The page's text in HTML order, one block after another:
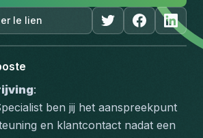
le lien
:
ben jij het aanspreekpunt
en klantcontact nadat een